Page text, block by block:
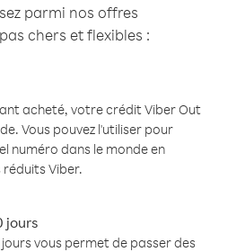
parmi nos offres
chers et flexibles :
acheté, votre crédit Viber Out
Vous pouvez l'utiliser pour
numéro dans le monde en
Viber.
jours
vous permet de passer des